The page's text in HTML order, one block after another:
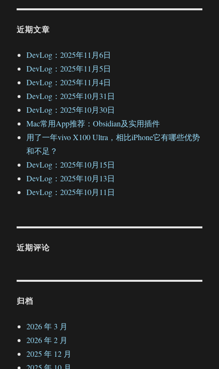
近期文章
DevLog：2025年11月6日
DevLog：2025年11月5日
DevLog：2025年11月4日
DevLog：2025年10月31日
DevLog：2025年10月30日
Mac常用App推荐：Obsidian及实用插件
用了一年vivo X100 Ultra，相比iPhone它有哪些优势
和不足？
DevLog：2025年10月15日
DevLog：2025年10月13日
DevLog：2025年10月11日
近期评论
归档
2026 年 3 月
2026 年 2 月
2025 年 12 月